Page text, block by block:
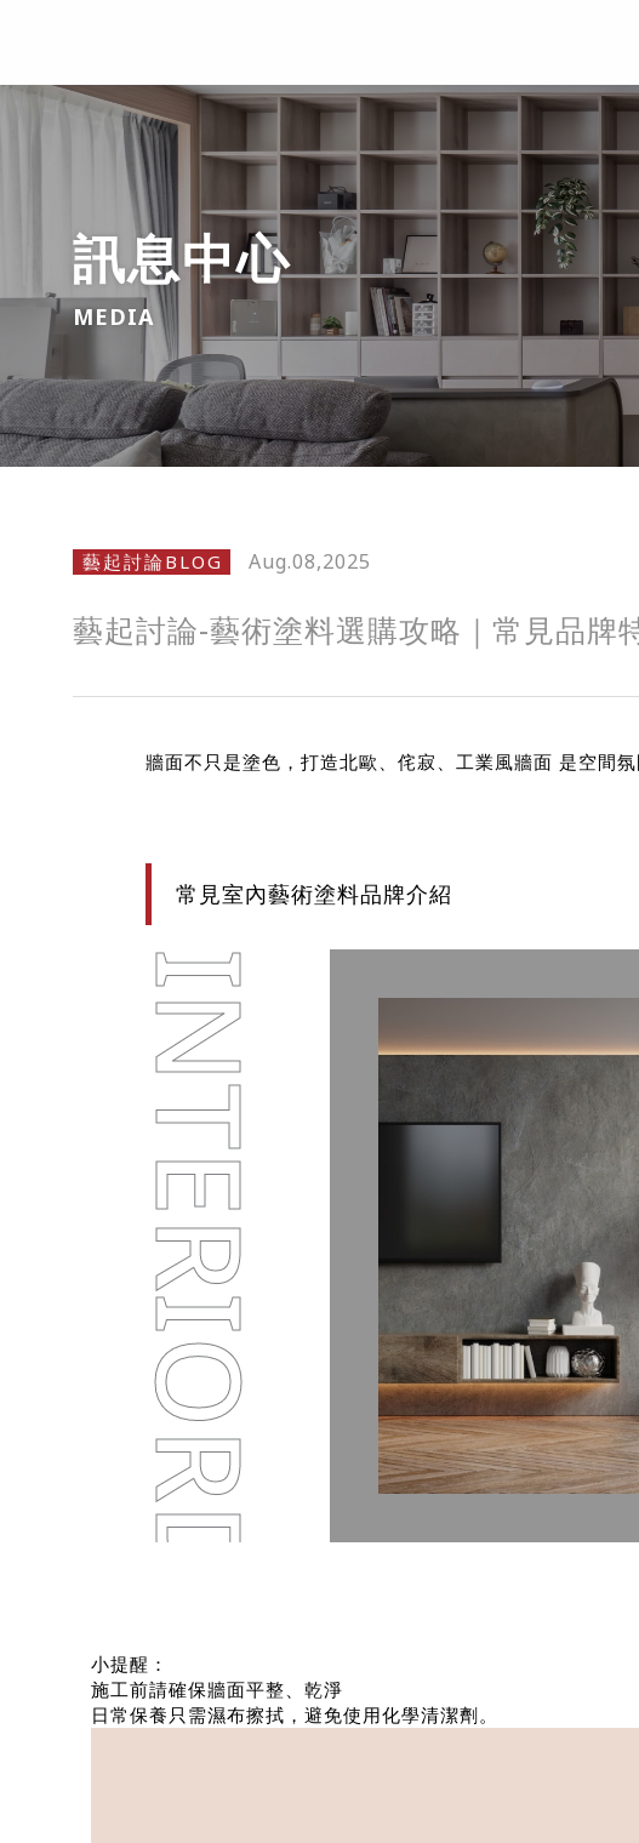
訊息中心
MEDIA
藝起討論BLOG Aug.08,2025
藝起討論-藝術塗料選購攻略｜常見品牌
牆面不只是塗色，打造北歐、侘寂、工業風牆面 是空間
常見室內藝術塗料品牌介紹
INTERIORDESIGN
小提醒：
施工前請確保牆面平整、乾淨
日常保養只需濕布擦拭，避免使用化學清潔劑。